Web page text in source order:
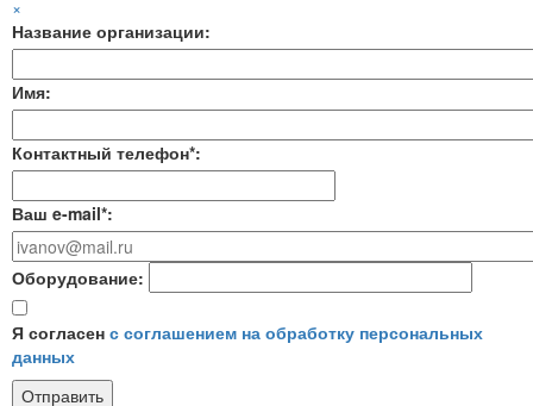
×
Название организации:
Имя:
Контактный телефон*:
Ваш e-mail*:
Оборудование:
Я согласен с соглашением на обработку персональных
данных